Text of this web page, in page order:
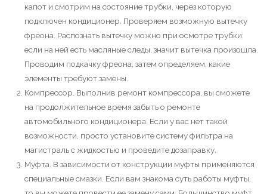
капот и смотрим на состояние трубки, через которую
подключен кондиционер. Проверяем возможную вытечку
фреона. Распознать вытечку можно при осмотре трубки:
если на ней есть масляные следы, значит вытечка произошла.
Проводим подкачку фреона, затем определяем, какие
элементы требуют замены.
Компрессор. Выполнив ремонт компрессора, вы сможете
на продолжительное время забыть о ремонте
автомобильного кондиционера. Если у вас нет такой
возможности, просто установите систему фильтра на
магистраль с жидкостью и проведите дозаправку.
Муфта. В зависимости от конструкции муфты применяются
специальные смазки. Если вам знакома суть работы муфты,